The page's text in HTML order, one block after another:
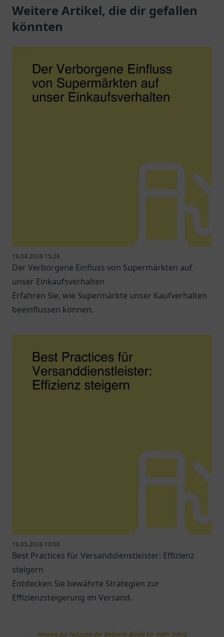
verwirklichen Sie Ihre
Träume.
Dienstleistungen
erwarten Sie.
Weitere Artikel, die dir gefallen
könnten
19.04.2026 15:26
Der Verborgene Einfluss von Supermärkten auf
unser Einkaufsverhalten
Erfahren Sie, wie Supermärkte unser Kaufverhalten
beeinflussen können.
19.05.2026 10:00
Best Practices für Versanddienstleister: Effizienz
steigern
Entdecken Sie bewährte Strategien zur
Effizienzsteigerung im Versand.
Hinweis zur Nutzung der Webseite (klicke für mehr Infos)